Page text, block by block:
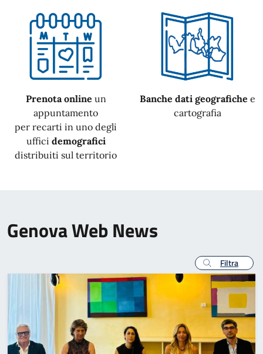
Prenota online un
appuntamento
per recarti in uno degli
uffici demografici
distribuiti sul territorio
Banche dati geografiche e
cartografia
Genova Web News
Filtra